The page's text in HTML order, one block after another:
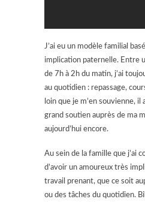
J’ai eu un modèle familial
implication paternelle. Entre
de 7h à 2h du matin, j’ai
au quotidien : repassage,
loin que je m’en souvienne, il
grand soutien auprès de ma
aujourd’hui encore.
Au sein de la famille que j’ai
d’avoir un amoureux très
travail prenant, que ce soit
ou des tâches du quotidien.